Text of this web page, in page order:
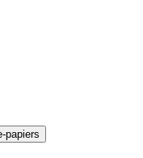
papiers